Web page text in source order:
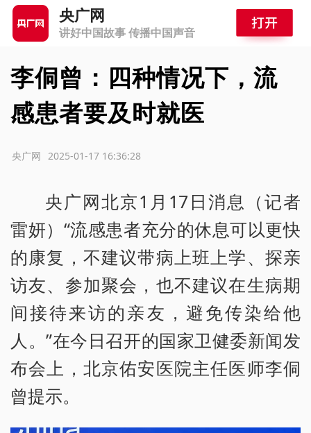
央广网
讲好中国故事 传播中国声音
李侗曾：四种情况下，流
感患者要及时就医
2025-01-17 16:36:28
央广网
央广网北京1月17日消息（记者
雷妍）“流感患者充分的休息可以更快
的康复，不建议带病上班上学、探亲
访友、参加聚会，也不建议在生病期
间接待来访的亲友，避免传染给他
人。”在今日召开的国家卫健委新闻发
布会上，北京佑安医院主任医师李侗
曾提示。